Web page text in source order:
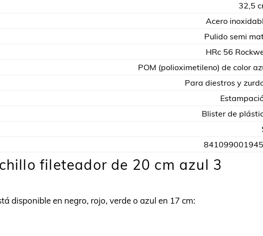
32,5
Acero
Pulido semi
HRc 56
POM (polioximetileno) de color
Para diestros y
Blister de
fileteador de 20 cm azul 3
disponible en negro, rojo, verde o azul en 17 cm: